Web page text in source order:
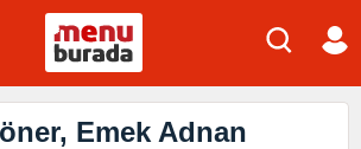
Emek Adnan